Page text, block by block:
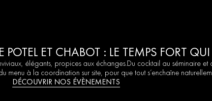
POTEL ET CHABOT : LE TEMPS FORT
élégants, propices aux échanges.Du cocktail au séminaire
menu à la coordination sur site, pour que tout s’enchaîne
DÉCOUVRIR NOS ÉVÈNEMENTS